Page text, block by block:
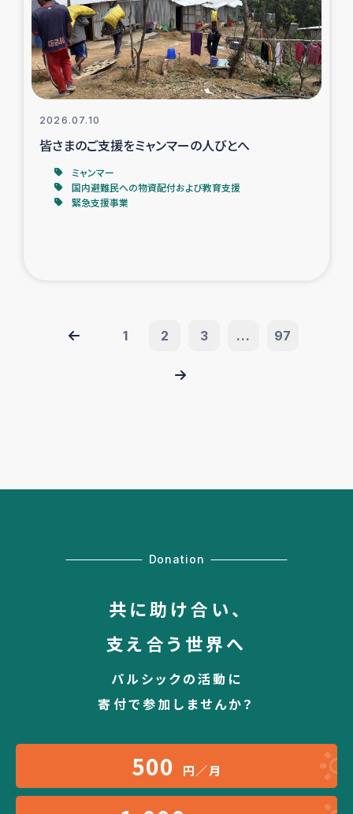
2026.07.10
皆さまのご支援をミャンマーの人びとへ
ミャンマー
国内避難民への物資配付および教育支援
緊急支援事業
1 2 3 ... 97
Donation
共に助け合い、
支え合う世界へ
パルシックの活動に
寄付で参加しませんか？
500 円／月